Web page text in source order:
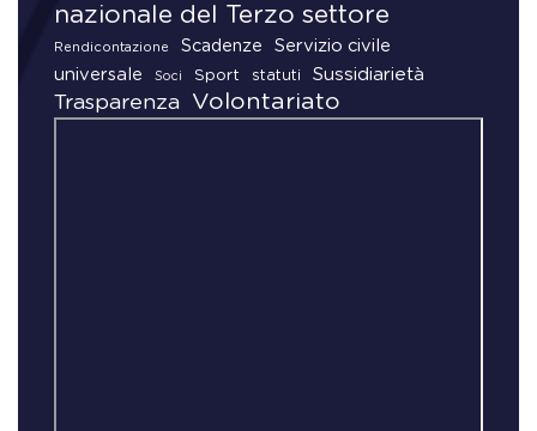
nazionale del Terzo settore
Rendicontazione Scadenze
Servizio civile
universale
Soci Sport statuti Sussidiarietà
Trasparenza Volontariato